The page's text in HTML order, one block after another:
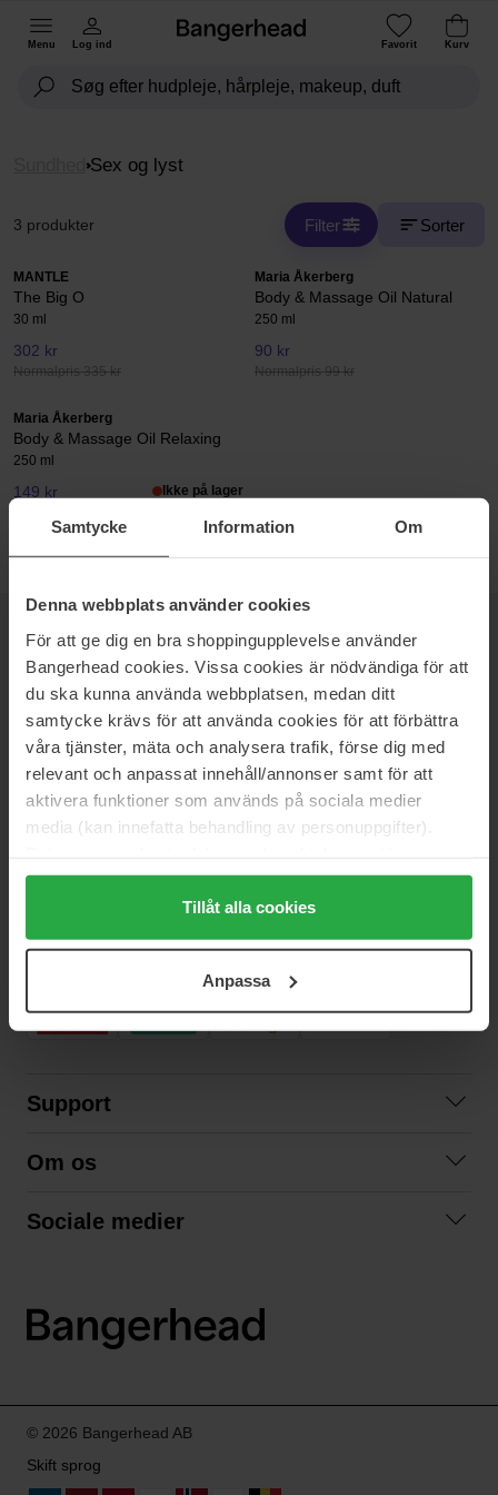
Samtycke Information Om
Denna webbplats använder cookies
För att ge dig en bra shoppingupplevelse använder
Bangerhead cookies. Vissa cookies är nödvändiga för att
du ska kunna använda webbplatsen, medan ditt
samtycke krävs för att använda cookies för att förbättra
våra tjänster, mäta och analysera trafik, förse dig med
relevant och anpassat innehåll/annonser samt för att
aktivera funktioner som används på sociala medier
media (kan innefatta behandling av personuppgifter).
Genom att trycka på "Tillåt alla cookies" accepterar du
alla cookies, medan du under "Detaljer" kan anpassa
användningen av cookies. Du kan när som helst återkalla
samt vår Integritetspolicy.
Tillåt alla cookies
Anpassa
Menu Log ind Favorit Kurv
Sex og lyst
3 produkter Filter Sorter
MANTLE
The Big O
30 ml
302 kr
Normalpris 335 kr
Maria Åkerberg
Body & Massage Oil Natural
250 ml
90 kr
Normalpris 99 kr
Maria Åkerberg
Body & Massage Oil Relaxing
250 ml
149 kr Ikke på lager
NYHEDSBREV
VÆR DEN FØRSTE TIL AT VIDE DET
Vil du have de bedste beauty-nyheder direkte i din indbakke?
Vi giver dig de seneste trends, tips og eksklusive tilbud!
HURTIG LEVERING
Support
Betingelser
Om os
Sociale medier
LinkedIn
© 2026 Bangerhead AB
Skift sprog